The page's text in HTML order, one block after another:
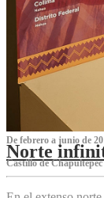
De febrero a junio de
Norte
Castillo de Chapultepec